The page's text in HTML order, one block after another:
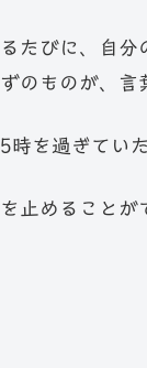
たびに、自分
のものが、言
時を過ぎていた
止めることが